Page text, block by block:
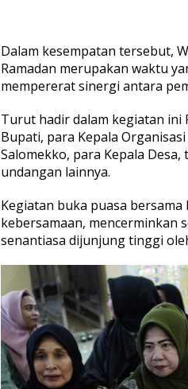
A
l
-
Q
s
t
h
i
T
b
b
a
,
K
c
a
m
a
t
a
n
Dalam kesempatan tersebut,
Ramadan merupakan waktu
mempererat sinergi antara
Turut hadir dalam kegiatan ini
Bupati, para Kepala
Salomekko, para Kepala
undangan lainnya.
Kegiatan buka puasa
kebersamaan, mencerminkan
senantiasa dijunjung tinggi